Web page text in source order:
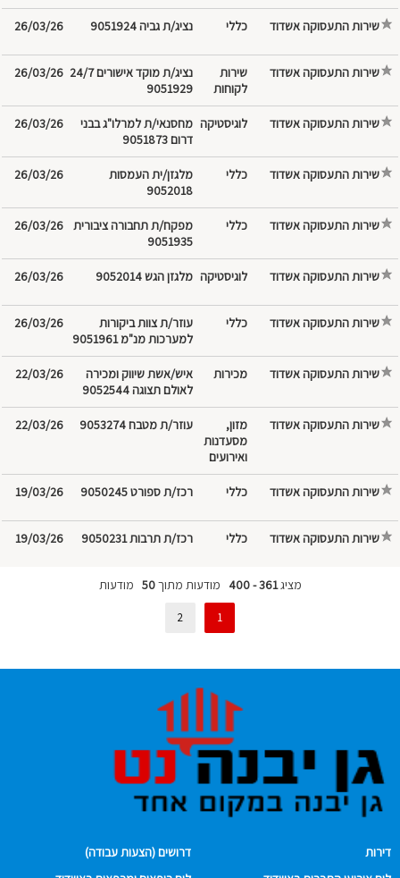
שירות התעסוקה אשדוד נציג/ת גביה 9051924 26/03/26
שירות התעסוקה אשדוד
‎שירות
לקוחות
נציג/ת מוקד אישורים 24/7
9051929
26/03/26
שירות התעסוקה אשדוד
מחסנאי/ת למרלו"ג בבני
דרום 9051873
26/03/26
שירות התעסוקה אשדוד
מלגזן/ית העמסות
9052018
26/03/26
שירות התעסוקה אשדוד
מפקח/ת תחבורה ציבורית
9051935
26/03/26
שירות התעסוקה אשדוד מלגזן הגש 9052014 26/03/26
שירות התעסוקה אשדוד
עוזר/ת צוות ביקורות
למערכות מנ"מ 9051961
26/03/26
שירות התעסוקה אשדוד
איש/אשת שיווק ומכירה
לאולם תצוגה 9052544
22/03/26
שירות התעסוקה אשדוד
מזון,
מסעדנות
ואירועים
עוזר/ת מטבח 9053274 22/03/26
שירות התעסוקה אשדוד רכז/ת ספורט 9050245 19/03/26
שירות התעסוקה אשדוד רכז/ת תרבות 9050231 19/03/26
מציג361 - 400 מודעות מתוך50 מודעות
1
2
דירות
דרושים (הצעות עבודה)